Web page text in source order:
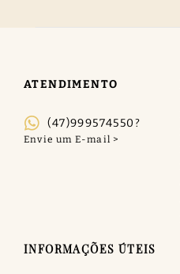
ATENDIMENTO
(47)999574550?
INFORMAÇÕES ÚTEIS